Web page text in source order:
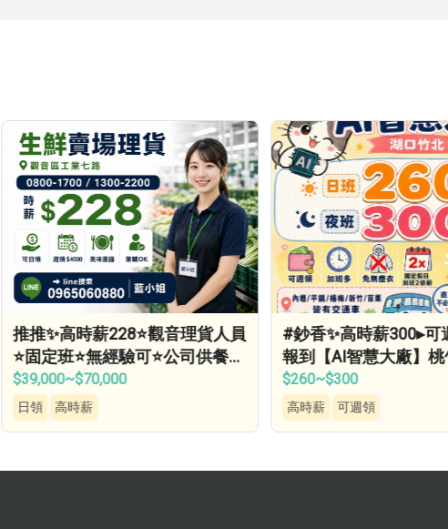
推推✨高時薪228⭐觀音理貨人員
⭐固定班⭐無經驗可⭐公司供餐⭐
錄取率高…
$39,000~$70,000
日領 高時薪
#鈔香✨高時薪300▸可週
報到【AI智慧大廠】桃竹
免費接送▸轉正福…
$260~$300
高時薪 可週領